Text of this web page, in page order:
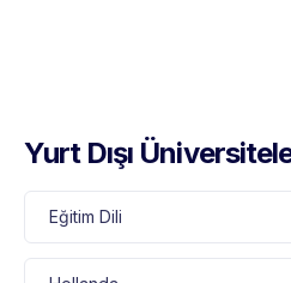
Yurt Dışı